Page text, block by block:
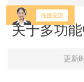
关于多功
更新